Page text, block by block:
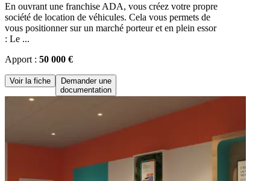
En ouvrant une franchise ADA, vous créez votre propre
société de location de véhicules. Cela vous permets de
vous positionner sur un marché porteur et en plein essor
: Le ...
Apport : 50 000 €
Voir la fiche
Demander une
documentation